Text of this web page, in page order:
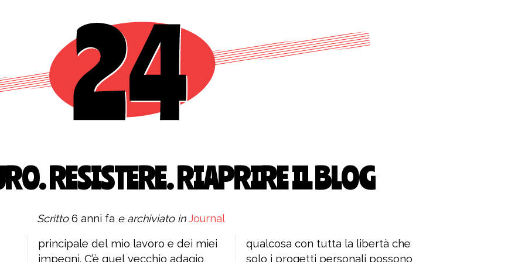
RESISTERE. RIAPRIRE IL BLOG
Scritto6 anni fa e archiviato in Journal